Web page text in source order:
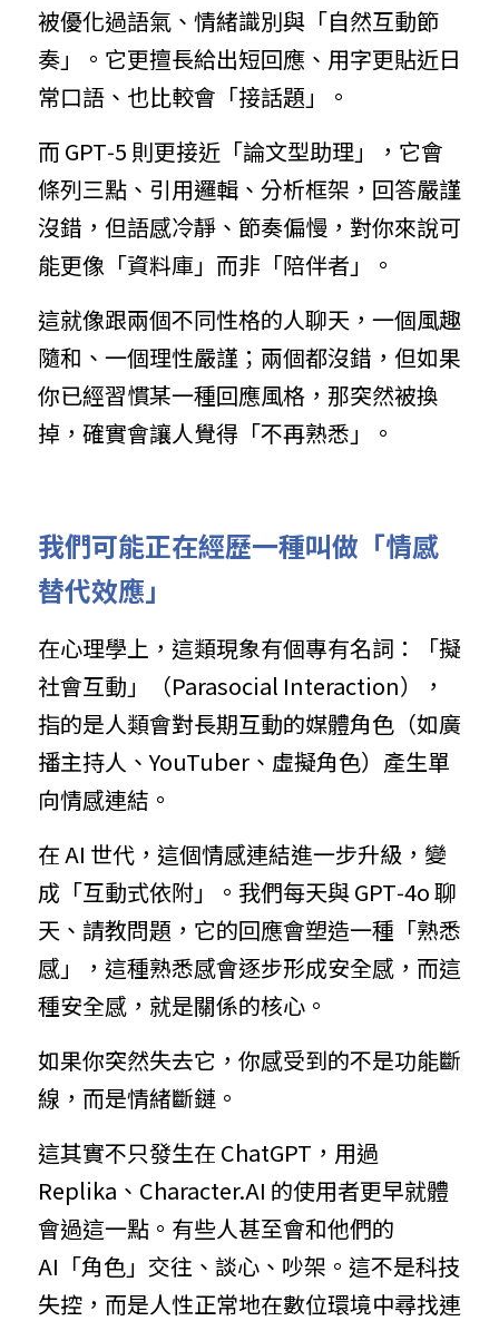
被優化過語氣、情緒識別與「自然互動節
奏」。它更擅長給出短回應、用字更貼近日
常口語、也比較會「接話題」。
而 GPT‑5 則更接近「論文型助理」，它會
條列三點、引用邏輯、分析框架，回答嚴謹
沒錯，但語感冷靜、節奏偏慢，對你來說可
能更像「資料庫」而非「陪伴者」。
這就像跟兩個不同性格的人聊天，一個風趣
隨和、一個理性嚴謹；兩個都沒錯，但如果
你已經習慣某一種回應風格，那突然被換
掉，確實會讓人覺得「不再熟悉」。
我們可能正在經歷一種叫做「情感
替代效應」
在心理學上，這類現象有個專有名詞：「擬
社會互動」（Parasocial Interaction），
指的是人類會對長期互動的媒體角色（如廣
播主持人、YouTuber、虛擬角色）產生單
向情感連結。
在 AI 世代，這個情感連結進一步升級，變
成「互動式依附」。我們每天與 GPT‑4o 聊
天、請教問題，它的回應會塑造一種「熟悉
感」，這種熟悉感會逐步形成安全感，而這
種安全感，就是關係的核心。
如果你突然失去它，你感受到的不是功能斷
線，而是情緒斷鏈。
這其實不只發生在 ChatGPT，用過
Replika、Character.AI 的使用者更早就體
會過這一點。有些人甚至會和他們的
AI「角色」交往、談心、吵架。這不是科技
失控，而是人性正常地在數位環境中尋找連